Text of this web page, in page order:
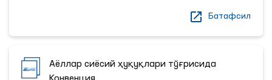
Батафсил
Аёллар сиёсий ҳуқуқлари тўғрисида